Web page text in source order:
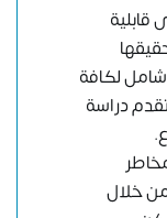
لكافة
تقدم دراسة
خلال